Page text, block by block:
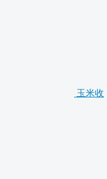
玉米收